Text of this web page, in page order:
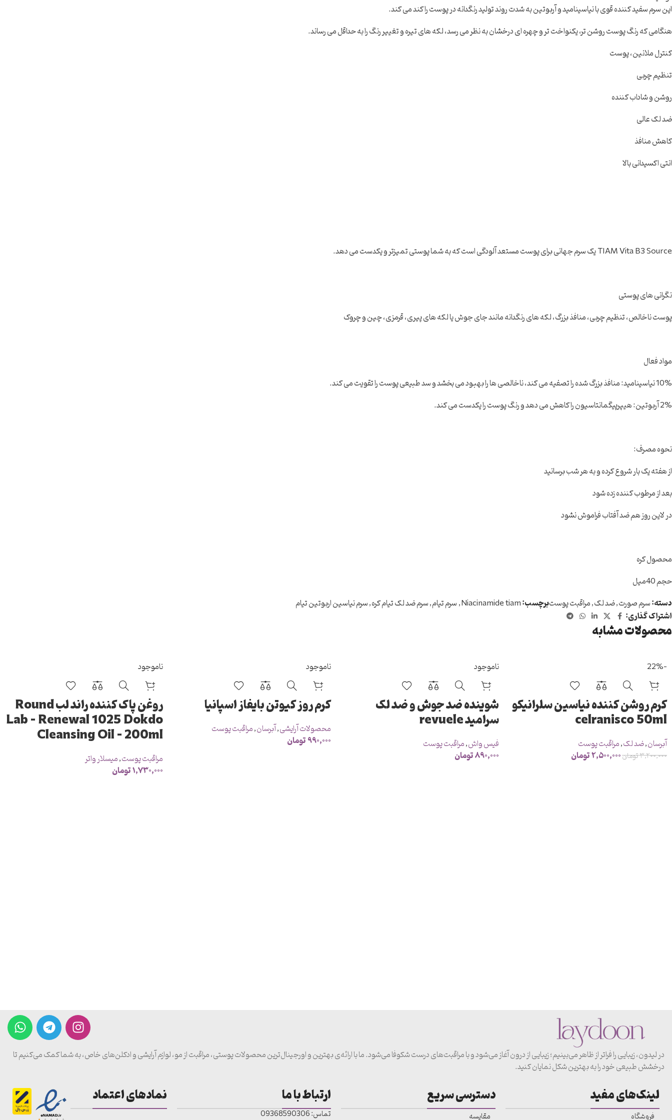
اسپری فیکس
این سرم سفید کننده قوی با نیاسینامید و آربوتین به شدت روند تولید رنگدانه در پوست را کند می کند.
هنگامی که رنگ پوست روشن تر، یکنواخت تر و چهره ای درخشان به نظر می رسد، لکه های تیره و تغییر رنگ را به حداقل می رساند.
کنترل ملانین، پوست
تنظیم چربی
روشن و شاداب کننده
ضد لک عالی
کاهش منافذ
انتی اکسیدانی بالا
TIAM Vita B3 Source یک سرم جهانی برای پوست مستعد آلودگی است که به شما پوستی تمیزتر و یکدست می دهد.
نگرانی های پوستی
پوست ناخالص، تنظیم چربی، منافذ بزرگ، لکه های رنگدانه مانند جای جوش یا لکه های پیری، قرمزی، چین و چروک
مواد فعال
10% نیاسینامید: منافذ بزرگ شده را تصفیه می کند، ناخالصی ها را بهبود می بخشد و سد طبیعی پوست را تقویت می کند.
2% آربوتین: هیپرپیگمانتاسیون را کاهش می دهد و رنگ پوست را یکدست می کند.
نحوه مصرف:
از هفته یک بار شروع کرده و به هر شب برسانید
بعد از مرطوب کننده زده شود
در لاین روز هم ضد آفتاب فراموش نشود
محصول کره
حجم 40میل
دسته:سرم صورت,ضد لک,مراقبت پوستبرچسب:Niacinamide tiam
,سرم تیام,سرم ضد لک تیام کره,سرم نیاسین اربوتین تیام
اشتراک گذاری:
محصولات مشابه
-22%
کرم روشن کننده نیاسین سلرانیکو
celranisco 50ml
آبرسان,ضد لک,مراقبت پوست
۳,۲۰۰,۰۰۰تومان۲,۵۰۰,۰۰۰تومان
ناموجود
شوینده ضد جوش و ضد لک
سرامید revuele
فیس واش,مراقبت پوست
۸۹۰,۰۰۰تومان
ناموجود
کرم روز کیوتن بایفاز اسپانیا
محصولات آرایشی,آبرسان,مراقبت پوست
۹۹۰,۰۰۰تومان
ناموجود
روغن پاک کننده راند لب Round
Lab – Renewal 1025 Dokdo
Cleansing Oil – 200ml
مراقبت پوست,میسلار واتر
۱,۷۳۰,۰۰۰تومان
در لیدون، زیبایی را فراتر از ظاهر می‌بینیم؛ زیبایی از درون آغاز می‌شود و با مراقبت‌های درست شکوفا می‌شود. ما با ارائه‌ی بهترین و اورجینال‌ترین محصولات پوستی، مراقبت از مو، لوازم آرایشی و ادکلن‌های خاص، به شما کمک می‌کنیم تا
درخشش طبیعی خود را به بهترین شکل نمایان کنید.
لینک‌های مفید
فروشگاه
دسترسی سریع
مقایسه
ارتباط با ما
تماس: 09368590306
نمادهای اعتماد